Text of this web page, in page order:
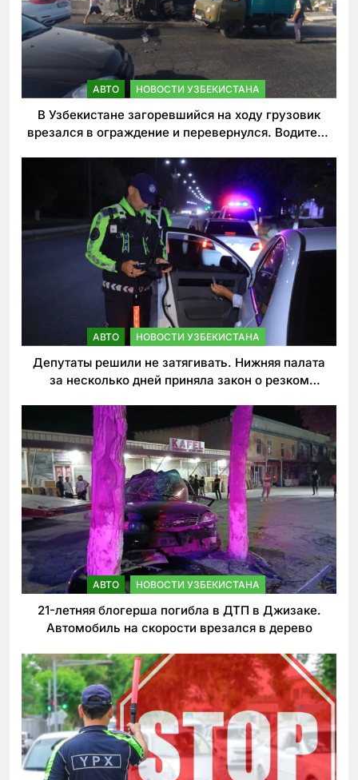
АВТО НОВОСТИ УЗБЕКИСТАНА
В Узбекистане загоревшийся на ходу грузовик
врезался в ограждение и перевернулся. Водитель
АВТО НОВОСТИ УЗБЕКИСТАНА
Депутаты решили не затягивать. Нижняя палата
за несколько дней приняла закон о резком
АВТО НОВОСТИ УЗБЕКИСТАНА
21-летняя блогерша погибла в ДТП в Джизаке.
Автомобиль на скорости врезался в дерево